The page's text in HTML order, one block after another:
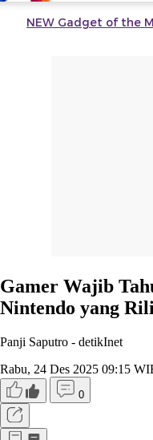
NEW Gadget of the
Gamer Wajib
Nintendo yang
Panji Saputro - detikInet
Rabu, 24 Des 2025 09:15
0